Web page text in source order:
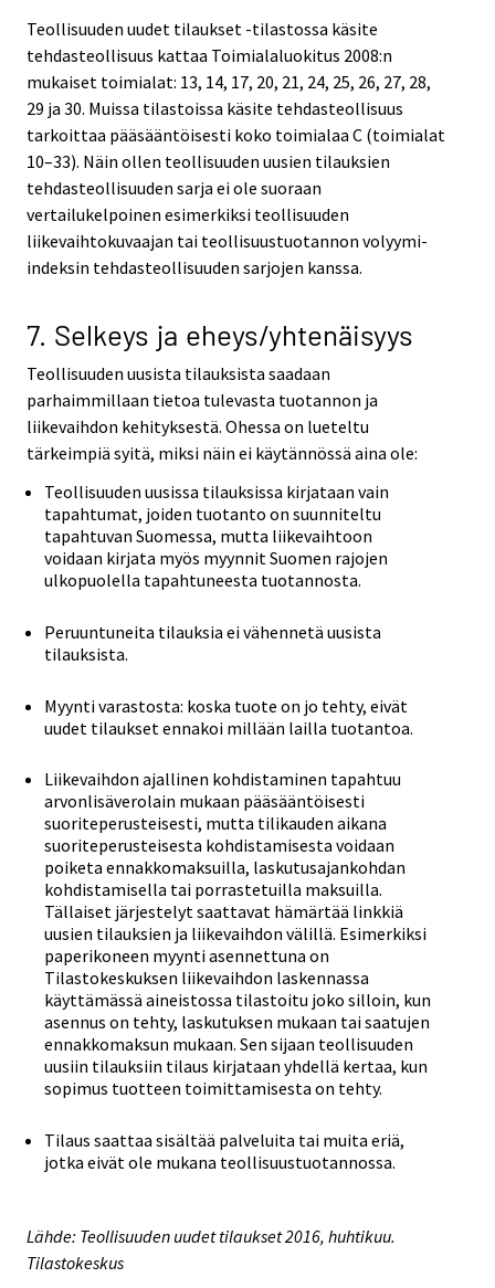
Teollisuuden uudet tilaukset -tilastossa käsite
tehdasteollisuus kattaa Toimialaluokitus 2008:n
mukaiset toimialat: 13, 14, 17, 20, 21, 24, 25, 26, 27, 28,
29 ja 30. Muissa tilastoissa käsite tehdasteollisuus
tarkoittaa pääsääntöisesti koko toimialaa C (toimialat
10–33). Näin ollen teollisuuden uusien tilauksien
tehdasteollisuuden sarja ei ole suoraan
vertailukelpoinen esimerkiksi teollisuuden
liikevaihtokuvaajan tai teollisuustuotannon volyymi-
indeksin tehdasteollisuuden sarjojen kanssa.
7. Selkeys ja eheys/yhtenäisyys
Teollisuuden uusista tilauksista saadaan
parhaimmillaan tietoa tulevasta tuotannon ja
liikevaihdon kehityksestä. Ohessa on lueteltu
tärkeimpiä syitä, miksi näin ei käytännössä aina ole:
Teollisuuden uusissa tilauksissa kirjataan vain
tapahtumat, joiden tuotanto on suunniteltu
tapahtuvan Suomessa, mutta liikevaihtoon
voidaan kirjata myös myynnit Suomen rajojen
ulkopuolella tapahtuneesta tuotannosta.
Peruuntuneita tilauksia ei vähennetä uusista
tilauksista.
Myynti varastosta: koska tuote on jo tehty, eivät
uudet tilaukset ennakoi millään lailla tuotantoa.
Liikevaihdon ajallinen kohdistaminen tapahtuu
arvonlisäverolain mukaan pääsääntöisesti
suoriteperusteisesti, mutta tilikauden aikana
suoriteperusteisesta kohdistamisesta voidaan
poiketa ennakkomaksuilla, laskutusajankohdan
kohdistamisella tai porrastetuilla maksuilla.
Tällaiset järjestelyt saattavat hämärtää linkkiä
uusien tilauksien ja liikevaihdon välillä. Esimerkiksi
paperikoneen myynti asennettuna on
Tilastokeskuksen liikevaihdon laskennassa
käyttämässä aineistossa tilastoitu joko silloin, kun
asennus on tehty, laskutuksen mukaan tai saatujen
ennakkomaksun mukaan. Sen sijaan teollisuuden
uusiin tilauksiin tilaus kirjataan yhdellä kertaa, kun
sopimus tuotteen toimittamisesta on tehty.
Tilaus saattaa sisältää palveluita tai muita eriä,
jotka eivät ole mukana teollisuustuotannossa.
Lähde: Teollisuuden uudet tilaukset 2016, huhtikuu.
Tilastokeskus